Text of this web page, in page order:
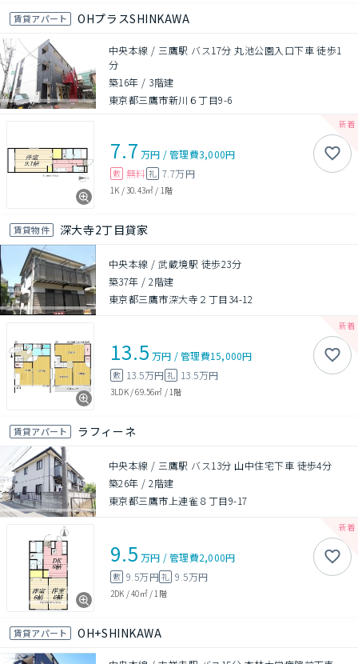
賃貸アパート OHプラスSHINKAWA
中央本線 / 三鷹駅 バス17分 丸池公園入口下車 徒歩1
分
築16年 / 3階建
東京都三鷹市新川６丁目9-6
7.7 万円 /管理費3,000円
敷 無料 礼 7.7万円
1K /30.43㎡ / 1階
賃貸物件 深大寺2丁目貸家
中央本線 / 武蔵境駅 徒歩23分
築37年 /2階建
東京都三鷹市深大寺２丁目34-12
13.5 万円 /管理費15,000円
敷 13.5万円 礼 13.5万円
3LDK/69.56㎡ / 1階
賃貸アパート ラフィーネ
中央本線 / 三鷹駅 バス13分 山中住宅下車 徒歩4分
築26年 /2階建
東京都三鷹市上連雀８丁目9-17
9.5 万円 /管理費2,000円
敷 9.5万円礼 9.5万円
2DK /40㎡/ 1階
賃貸アパート OH+SHINKAWA